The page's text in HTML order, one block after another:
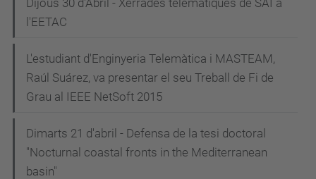
Dijous 30 d'Abril - Xerrades telemàtiques de SAI a
l'EETAC
L'estudiant d'Enginyeria Telemàtica i MASTEAM,
Raúl Suárez, va presentar el seu Treball de Fi de
Grau al IEEE NetSoft 2015
Dimarts 21 d'abril - Defensa de la tesi doctoral
"Nocturnal coastal fronts in the Mediterranean
basin"